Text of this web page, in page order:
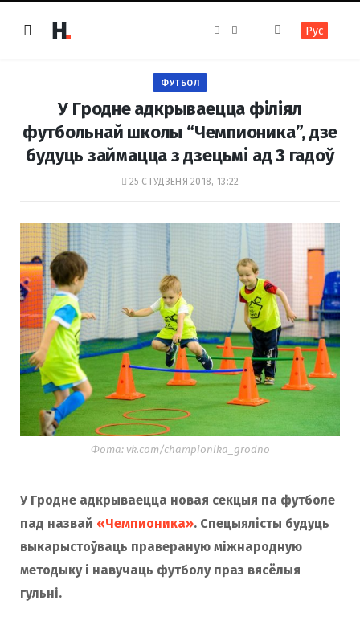
e
k
t
a
m
Рус
ФУТБОЛ
У Гродне адкрываецца філіял
футбольнай школы “Чемпионика”, дзе
будуць займацца з дзецьмі ад 3 гадоў
25 СТУДЗЕНЯ 2018, 13:22
Фота: vk.com/championika_grodno
У Гродне адкрываецца новая секцыя па футболе
пад назвай «Чемпионика». Спецыялісты будуць
выкарыстоўваць правераную міжнародную
методыку і навучаць футболу праз вясёлыя
гульні.